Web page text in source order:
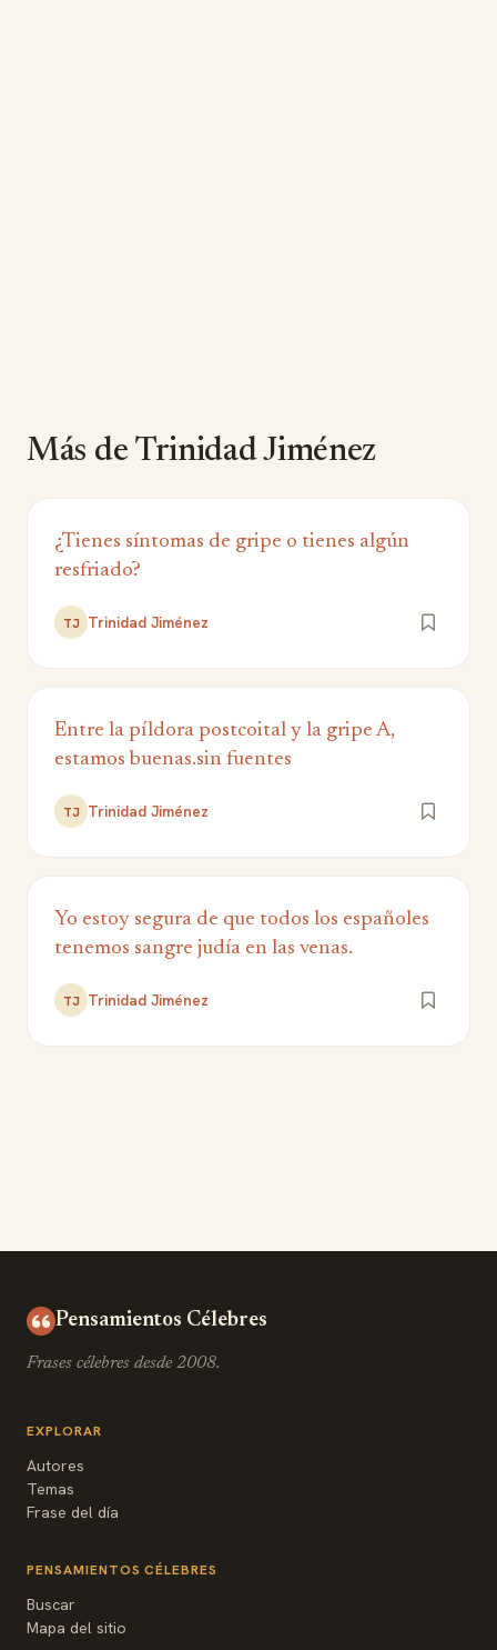
Más de Trinidad Jiménez
¿Tienes síntomas de gripe o tienes algún
resfriado?
TJ Trinidad Jiménez
Entre la píldora postcoital y la gripe A,
estamos buenas.sin fuentes
TJ Trinidad Jiménez
Yo estoy segura de que todos los españoles
tenemos sangre judía en las venas.
TJ Trinidad Jiménez
Pensamientos Célebres
Frases célebres desde 2008.
EXPLORAR
Autores
Temas
Frase del día
PENSAMIENTOS CÉLEBRES
Buscar
Mapa del sitio